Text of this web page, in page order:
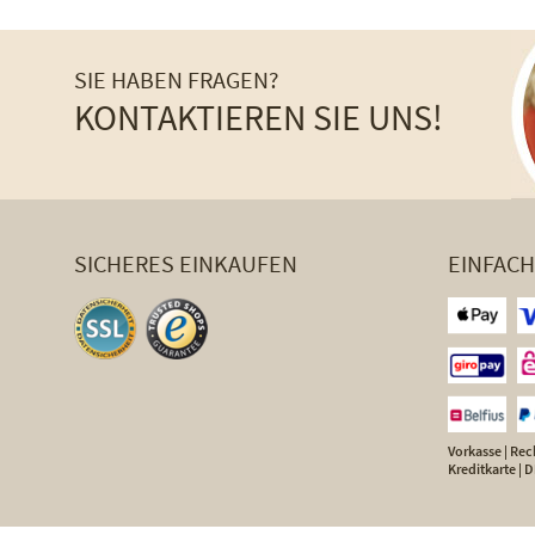
SIE HABEN FRAGEN?
KONTAKTIEREN SIE UNS!
SICHERES EINKAUFEN
Vorkasse |
Kreditkarte |